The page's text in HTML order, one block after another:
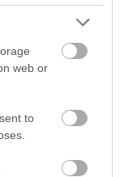
web or
to
tartalmait,
, hogy többen